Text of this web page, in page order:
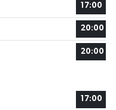
17:00
20:00
20:00
17:00